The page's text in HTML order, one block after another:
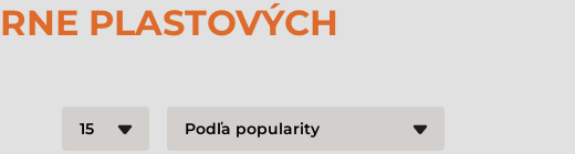
PLASTOVÝCH